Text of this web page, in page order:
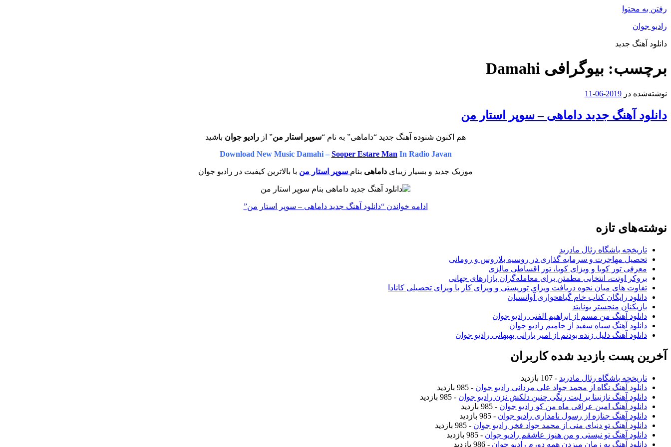
رفتن به محتوا
رادیو جوان
دانلود آهنگ جدید
برچسب: بیوگرافی Damahi
نوشته‌شده در 2019-06-11
دانلود آهنگ جدید داماهی – سوپر استار من
هم اکنون شنوده آهنگ جدید “داماهی” به نام “سوپر استار من” از رادیو جوان باشید
Download New Music Damahi – Sooper Estare Man In Radio Javan
موزیک جدید و بسیار زیبای داماهی بنام سوپر استار من با بالاترین کیفیت در رادیو جوان
ادامه خواندن “دانلود آهنگ جدید داماهی – سوپر استار من”
نوشته‌های تازه
تاریخچه باشگاه رئال مادرید
تحصیل مهاجرت و سرمایه گذاری در روسیه بلاروس و رومانی
معرفی تور کوبا و ویزای کوبا، تور اقساطی مالزی
بروکر اوتت، انتخابی مطمئن برای معامله‌گران بازارهای جهانی
تفاوت های میان نحوه دریافت ویزای توریستی و ویزای کار با ویزای تحصیلی کانادا
دانلود رایگان کتاب خام گیاهخواری آوانسیان
بازیکنان منچستر یونایتد
دانلود آهنگ من مسم از ابراهیم الفتی رادیو جوان
دانلود آهنگ سیاه سفید از حامیم رادیو جوان
دانلود آهنگ دلیل زنده بودنم از امیر بارانی بهبهانی رادیو جوان
آخرین پست بازدید شده کاربران
تاریخچه باشگاه رئال مادرید - 107 بازدید
دانلود آهنگ نگاه از محمد جواد علی مردانی رادیو جوان - 985 بازدید
دانلود آهنگ نازنینا بر لبت رنگی چنین دلکش نزن رادیو جوان - 985 بازدید
دانلود آهنگ امین عراقی ماه من کو رادیو جوان - 985 بازدید
دانلود آهنگ جنازه از رسول نامداری رادیو جوان - 985 بازدید
دانلود آهنگ تو دنیای منی از محمد جواد فخر رادیو جوان - 985 بازدید
دانلود آهنگ تو نیستی و من هنوز عاشقم رادیو جوان - 985 بازدید
دانلود آهنگ یه زمان میزدن همه دورم رادیو جوان - 986 بازدید